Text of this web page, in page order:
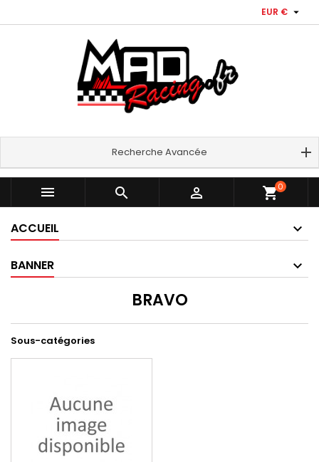
EUR € 
Recherche Avancée
   shopping_cart0
ACCUEIL
BANNER
BRAVO
Sous-catégories